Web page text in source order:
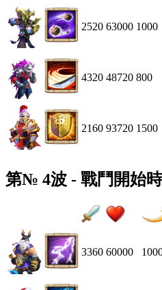
2520 63000 1000
4320 48720 800
2160 93720 1500
第№ 4波 - 戰鬥開始時
3360 60000